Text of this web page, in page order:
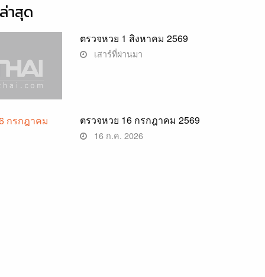
าสุด
ตรวจหวย 1 สิงหาคม 2569
เสาร์ที่ผ่านมา
ตรวจหวย 16 กรกฎาคม 2569
16 ก.ค. 2026